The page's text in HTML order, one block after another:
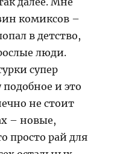
комиксов –
в детство,
люди.
супер
подобное и это
не стоит
– новые,
просто рай для